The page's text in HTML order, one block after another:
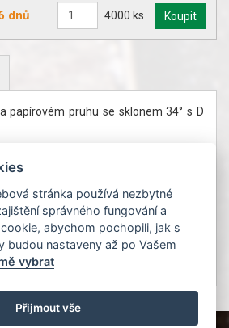
dnů 4000 ks
papírovém pruhu se sklonem 34° s D
střechy, fasády a dřevostavby. Výroba
pro hřebíkovačk Paslode PSN90 a
stránka používá nezbytné
správného fungování a
abychom pochopili, jak s
budou nastaveny až po Vašem
vybrat
Přijmout vše